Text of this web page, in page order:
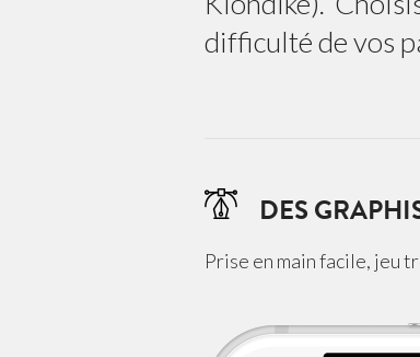
difficulté de vos
DES
Prise en main facile, jeu